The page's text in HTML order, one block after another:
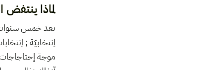
لماذا
بعد خمس سنوات